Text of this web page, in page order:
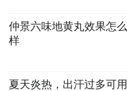
仲景六味地黄丸效果怎么
样
夏天炎热，出汗过多可用